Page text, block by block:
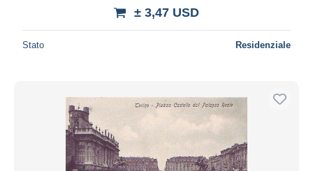
± 3,47 USD
Stato Residenziale